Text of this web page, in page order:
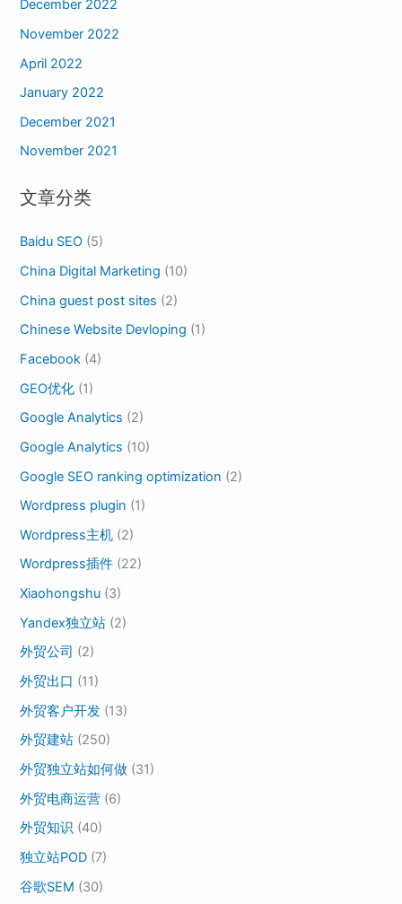
December 2022
November 2022
April 2022
January 2022
December 2021
November 2021
文章分类
Baidu SEO (5)
China Digital Marketing (10)
China guest post sites (2)
Chinese Website Devloping (1)
Facebook (4)
GEO优化 (1)
Google Analytics (2)
Google Analytics (10)
Google SEO ranking optimization (2)
Wordpress plugin (1)
Wordpress主机 (2)
Wordpress插件 (22)
Xiaohongshu (3)
Yandex独立站 (2)
外贸公司 (2)
外贸出口 (11)
外贸客户开发 (13)
外贸建站 (250)
外贸独立站如何做 (31)
外贸电商运营 (6)
外贸知识 (40)
独立站POD (7)
谷歌SEM (30)